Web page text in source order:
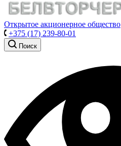
Открытое акционерное общество
+375 (17) 239-80-01
Поиск